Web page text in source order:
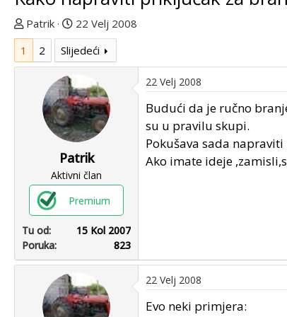
T
e
u
Patrik
D
a
t
u
m
p
r
v
g
p
t
22 Velj 2008
1
2 Slijedeći
Patrik
Aktivni član
Premium
Tu od
15 Kol 2007
Poruka
823
22 Velj 2008
Budući da je ručno
su u pravilu skupi.
Pokušava sada
Ako imate ideje
22 Velj 2008
Evo neki primjera: